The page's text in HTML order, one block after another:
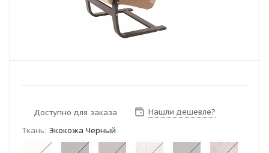
Доступно для заказа
Нашли дешевле?
Ткань: Экокожа Черный